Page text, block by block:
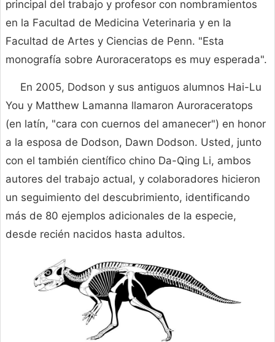
principal del trabajo y profesor con nombramientos
en la Facultad de Medicina Veterinaria y en la
Facultad de Artes y Ciencias de Penn. "Esta
monografía sobre Auroraceratops es muy esperada".
En 2005, Dodson y sus antiguos alumnos Hai-Lu
You y Matthew Lamanna llamaron Auroraceratops
(en latín, "cara con cuernos del amanecer") en honor
a la esposa de Dodson, Dawn Dodson. Usted, junto
con el también científico chino Da-Qing Li, ambos
autores del trabajo actual, y colaboradores hicieron
un seguimiento del descubrimiento, identificando
más de 80 ejemplos adicionales de la especie,
desde recién nacidos hasta adultos.